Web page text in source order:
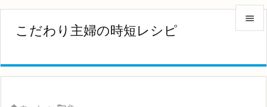
こだわり主婦の時短レシピ

